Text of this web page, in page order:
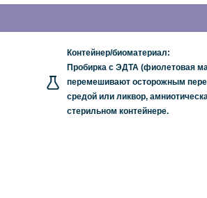
Контейнер/биоматериал:
Пробирка с ЭДТА (фиолетовая
перемешивают осторожным
средой или ликвор,
стерильном контейнере.